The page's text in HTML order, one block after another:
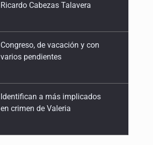
varios pendientes
Identifican a más implicados
en crimen de Valeria
Capturan en Zapopan a
defraudador de paquetes